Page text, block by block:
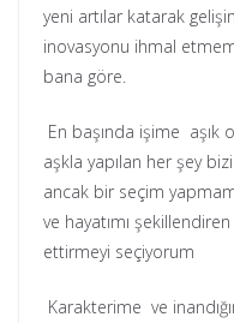
yeni artılar katarak
inovasyonu ihmal
bana göre.
En başında işime aşık
aşkla yapılan her şey
ancak bir seçim
ve hayatımı
ettirmeyi seçiyorum
Karakterime ve